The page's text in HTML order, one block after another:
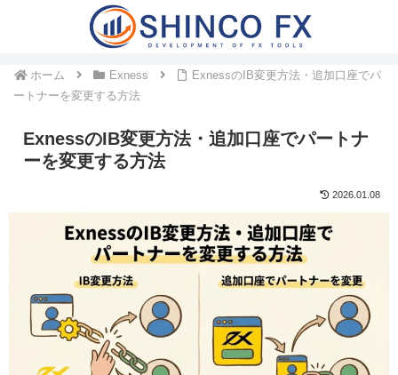
ホーム Exness
ExnessのIB変更方法・追加口座でパ
ートナーを変更する方法
ExnessのIB変更方法・追加口座でパートナ
ーを変更する方法
2026.01.08